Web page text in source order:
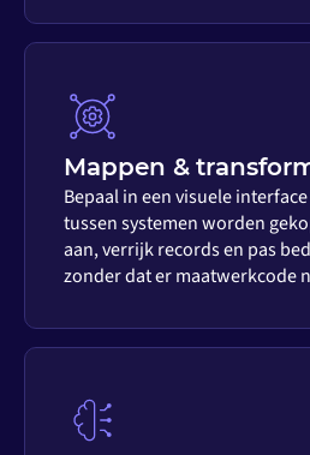
Mappen &
Bepaal in een visuele
tussen systemen worden
aan, verrijk records en pas
zonder dat er maatwerkcode